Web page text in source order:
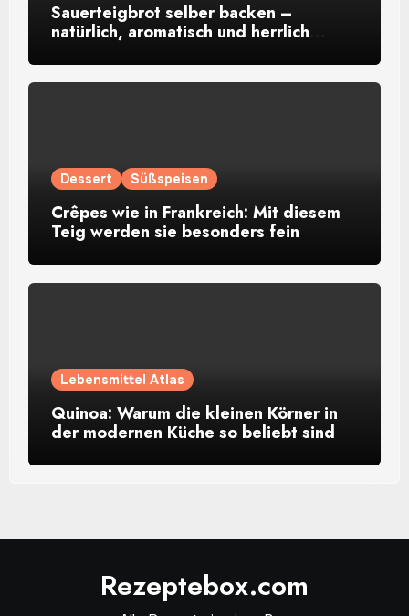
Sauerteigbrot selber backen –
natürlich, aromatisch und herrlich
Dessert Süßspeisen
Crêpes wie in Frankreich: Mit diesem
Teig werden sie besonders fein
Lebensmittel Atlas
Quinoa: Warum die kleinen Körner in
der modernen Küche so beliebt sind
Rezeptebox.com